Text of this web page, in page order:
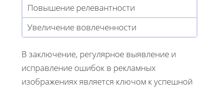
Повышение релевантности
Увеличение вовлеченности
В заключение, регулярное выявление и
исправление ошибок в рекламных
изображениях является ключом к успешной